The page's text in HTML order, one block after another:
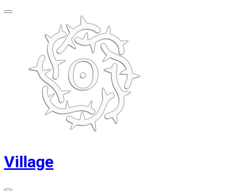
Village